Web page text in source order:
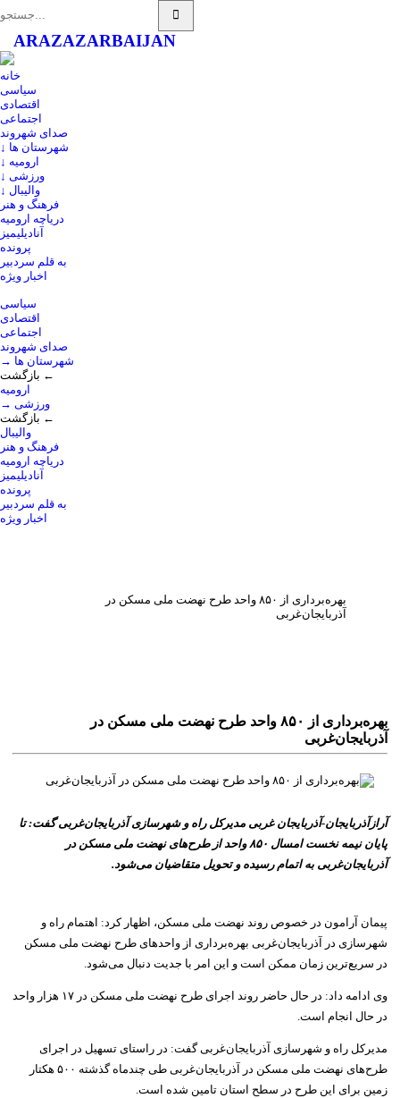
ARAZAZARBAIJAN
خانه
سیاسی
اقتصادی
اجتماعی
صدای شهروند
↓ شهرستان ها
↓ ارومیه
↓ ورزشی
↓ والیبال
فرهنگ و هنر
دریاچه ارومیه
آنادیلیمیز
پرونده
به قلم سردبیر
اخبار ویژه
سیاسی
اقتصادی
اجتماعی
صدای شهروند
→ شهرستان ها
بازگشت ←
ارومیه
→ ورزشی
بازگشت ←
والیبال
فرهنگ و هنر
دریاچه ارومیه
آنادیلیمیز
پرونده
به قلم سردبیر
اخبار ویژه
بهره‌برداری از ۸۵۰ واحد طرح‌ نهضت ملی مسکن در
آذربایجان‌غربی
بهره‌برداری از ۸۵۰ واحد طرح‌ نهضت ملی مسکن در
آذربایجان‌غربی
آرازآذربایجان-آذربایجان غربی مدیرکل راه و شهرسازی آذربایجان‌غربی گفت: تا
پایان نیمه نخست امسال ۸۵۰ واحد از طرح‌های نهضت ملی مسکن در
آذربایجان‌غربی به اتمام رسیده و تحویل متقاضیان می‌شود.
پیمان آرامون در خصوص روند نهضت ملی مسکن، اظهار کرد: اهتمام راه و
شهرسازی در آذربایجان‌غربی بهره‌برداری از واحدهای طرح نهضت ملی مسکن
در سریع‌ترین زمان ممکن است و این امر با جدیت دنبال می‌شود.
وی ادامه داد: در حال حاضر روند اجرای طرح نهضت ملی مسکن در ۱۷ هزار واحد
در حال انجام است.
مدیرکل راه و شهرسازی آذربایجان‌غربی گفت: در راستای تسهیل در اجرای
طرح‌های نهضت ملی مسکن در آذربایجان‌غربی طی چندماه گذشته ۵۰۰ هکتار
زمین برای این طرح در سطح استان تامین شده است.